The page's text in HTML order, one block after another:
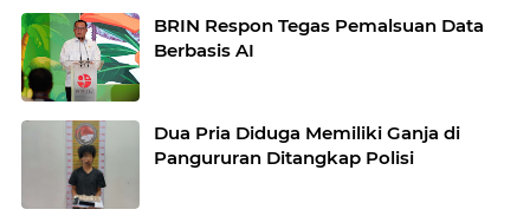
BRIN Respon Tegas Pemalsuan Data
Berbasis AI
Dua Pria Diduga Memiliki Ganja di
Pangururan Ditangkap Polisi